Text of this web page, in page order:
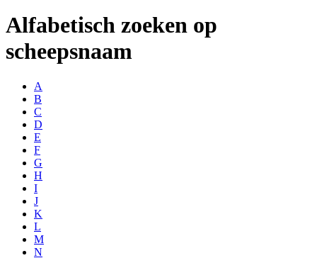
Alfabetisch zoeken op
scheepsnaam
A
B
C
D
E
F
G
H
I
J
K
L
M
N